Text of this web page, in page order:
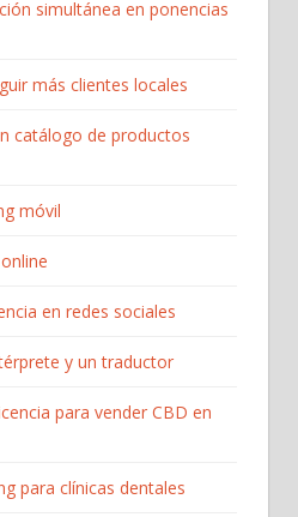
simultánea en ponencias
más clientes locales
catálogo de productos
móvil
en redes sociales
y un traductor
para vender CBD en
para clínicas dentales